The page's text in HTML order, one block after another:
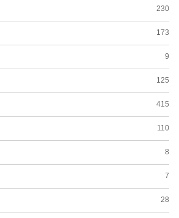
230
173
9
125
415
110
8
7
28